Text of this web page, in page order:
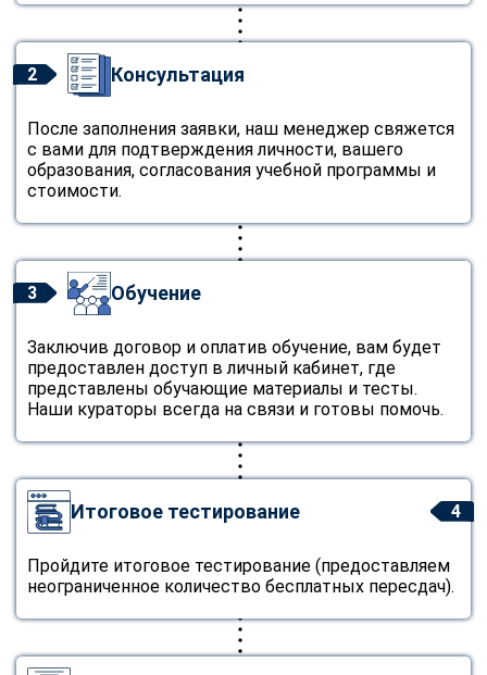
2 Консультация
После заполнения заявки, наш менеджер свяжется
с вами для подтверждения личности, вашего
образования, согласования учебной программы и
стоимости.
3 Обучение
Заключив договор и оплатив обучение, вам будет
предоставлен доступ в личный кабинет, где
представлены обучающие материалы и тесты.
Наши кураторы всегда на связи и готовы помочь.
4
Итоговое тестирование
Пройдите итоговое тестирование (предоставляем
неограниченное количество бесплатных пересдач).